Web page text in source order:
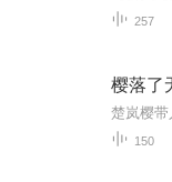
257
150